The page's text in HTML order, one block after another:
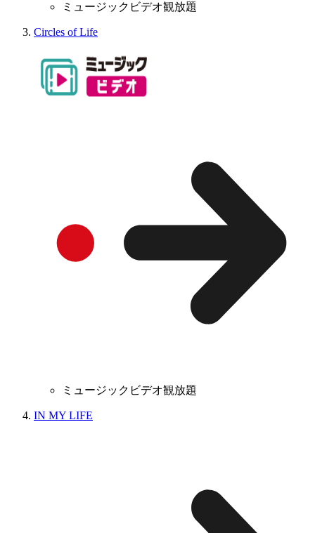
ミュージックビデオ観放題
Circles of Life
ミュージックビデオ観放題
IN MY LIFE